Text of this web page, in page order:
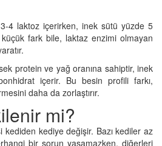
4 laktoz içerirken, inek sütü yüzde 5
fark bile, laktaz enzimi olmayan
protein ve yağ oranına sahiptir, inek
içerir. Bu besin profili farkı,
daha da zorlaştırır.
mi?
kediden kediye değişir. Bazı kediler az
bir sorun yaşamazken, diğerleri